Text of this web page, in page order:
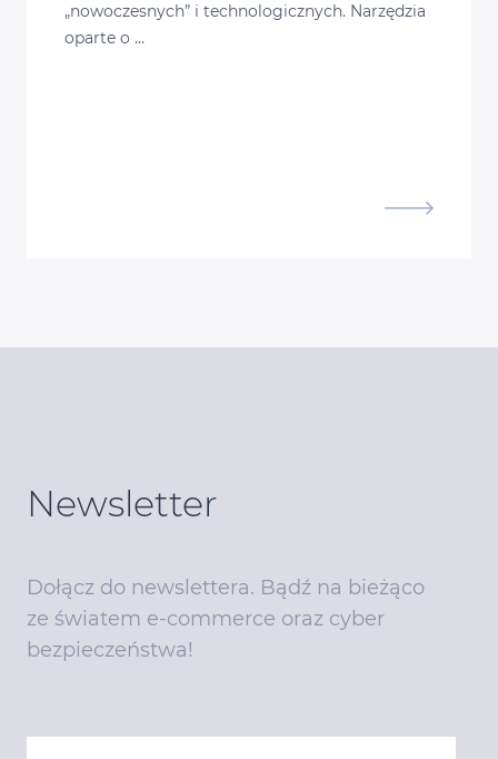
„nowoczesnych” i technologicznych. Narzędzia
oparte o …
Newsletter
Dołącz do newslettera. Bądź na bieżąco
ze światem e-commerce oraz cyber
bezpieczeństwa!